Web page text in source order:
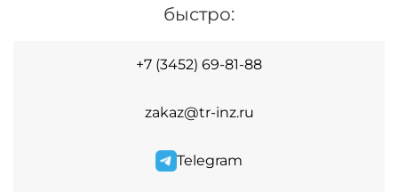
быстро:
+7 (3452) 69-81-88
zakaz@tr-inz.ru
Telegram